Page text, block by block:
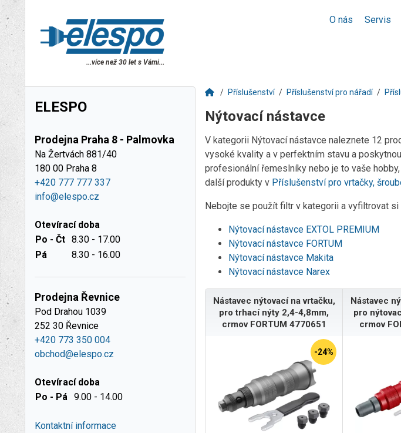
O nás Servis
...více než 30 let s Vámi...
ELESPO
Prodejna Praha 8 - Palmovka
Na Žertvách 881/40
180 00 Praha 8
+420 777 777 337
info@elespo.cz
Otevírací doba
Po - Čt 8.30 - 17.00
Pá
8.30 - 16.00
Prodejna Řevnice
Pod Drahou 1039
252 30 Řevnice
+420 773 350 004
obchod@elespo.cz
Otevírací doba
Po - Pá 9.00 - 14.00
Kontaktní informace
Příslušenství Příslušenství pro nářadí
Nýtovací nástavce
V kategorii Nýtovací nástavce naleznete 12
vysoké kvality a v perfektním stavu a
profesionální řemeslníky nebo je to vaše
další produkty v Příslušenství pro vrtačky,
Nebojte se použít filtr v kategorii a vyfiltrovat
Nýtovací nástavce EXTOL PREMIUM
Nýtovací nástavce FORTUM
Nýtovací nástavce Makita
Nýtovací nástavce Narex
Nástavec nýtovací na vrtačku,
pro trhací nýty 2,4-4,8mm,
crmov FORTUM 4770651
-24%
Nástavec
pro
crmov